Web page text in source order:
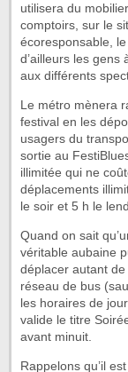
utilisera du
comptoirs, sur le
écoresponsable,
d’ailleurs les gens
aux différents
Le métro mènera
festival en les
usagers du
sortie au
illimitée qui ne
déplacements
le soir et 5 h le
Quand on sait
véritable aubaine
déplacer autant de
réseau de bus
les horaires de
valide le titre
avant minuit.
Rappelons qu’il